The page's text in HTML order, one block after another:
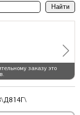
заказу это